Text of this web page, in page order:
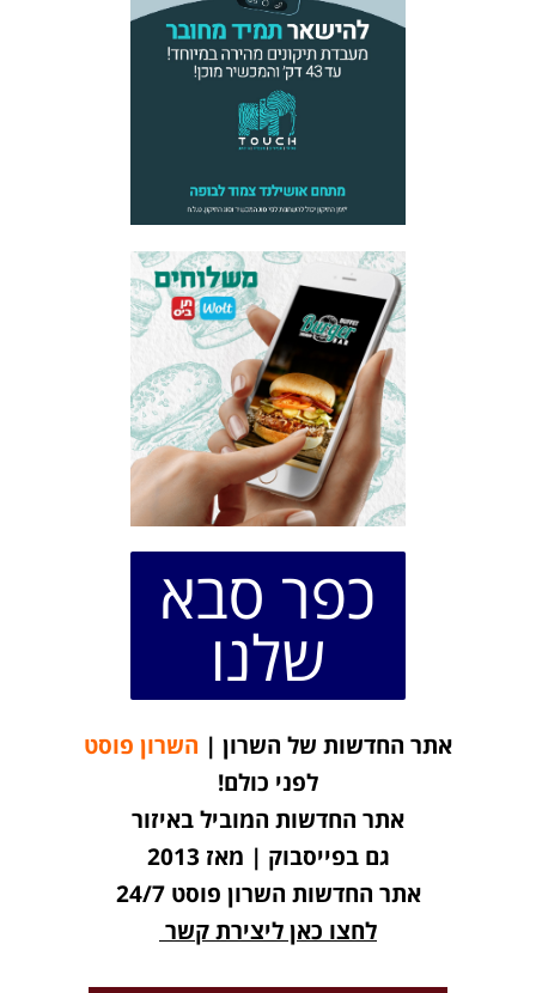
כפר סבא
שלנו
אתר החדשות של השרון | השרון פוסט
לפני כולם!
אתר החדשות המוביל באיזור
גם בפייסבוק | מאז 2013
אתר החדשות השרון פוסט 24/7
לחצו כאן ליצירת קשר